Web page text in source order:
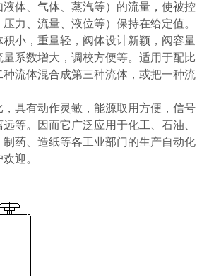
体、气体、蒸汽等）的流量，使被控
力、流量、液位等）保持在给定值。
小，重量轻，阀体设计新颖，阀容量
系数增大，调校方便等。适用于配比
流体混合成第三种流体，或把一种流
具有动作灵敏，能源取用方便，信号
等。因而它广泛应用于化工、石油、
药、造纸等各工业部门的生产自动化
迎。